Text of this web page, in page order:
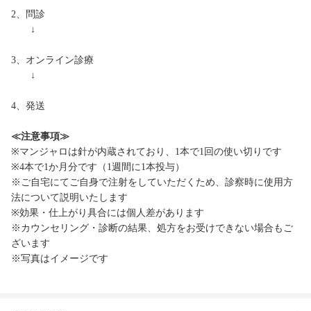
2、問診
↓
3、オンライン診療
↓
4、発送
≪注意事項≫
※マンジャロは針が内蔵されており、1本で1回の使い切りです
※4本で1か月分です（1週間に1本投与）
※ご自宅にてご自身で注射をしていただくため、診察時に使用方
法について説明いたします
※効果・仕上がり具合には個人差があります
※カウンセリング・診断の結果、処方をお受けできない場合もご
ざいます
※写真はイメージです